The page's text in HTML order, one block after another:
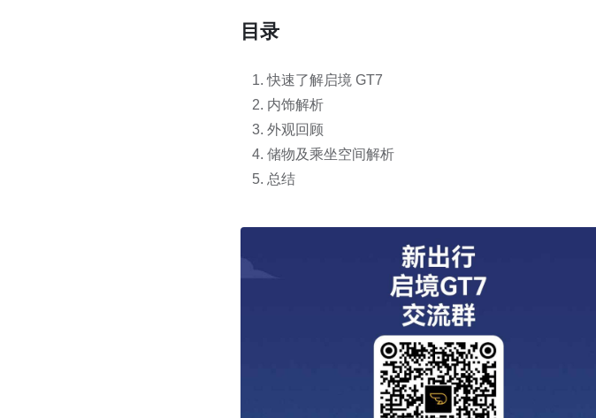
目录
快速了解启境 GT7
内饰解析
外观回顾
储物及乘坐空间解析
总结